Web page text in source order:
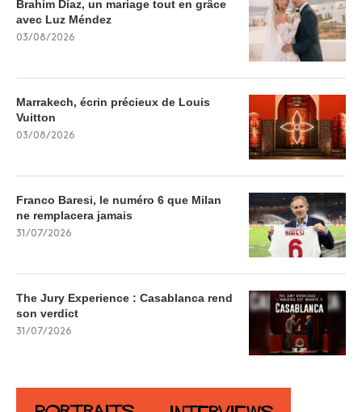
Brahim Díaz, un mariage tout en grâce
avec Luz Méndez
03/08/2026
Marrakech, écrin précieux de Louis
Vuitton
03/08/2026
Franco Baresi, le numéro 6 que Milan
ne remplacera jamais
31/07/2026
The Jury Experience : Casablanca rend
son verdict
31/07/2026